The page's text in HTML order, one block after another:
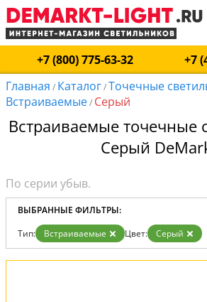
+7 (800) 775-63-32
+7
Главная / Каталог/Точечные
Встраиваемые/ Серый
Встраиваемые точечные
Серый
ВЫБРАННЫЕ ФИЛЬТРЫ:
Тип: Встраиваемые Цвет:
Серый
Вид:
Точечные светильники